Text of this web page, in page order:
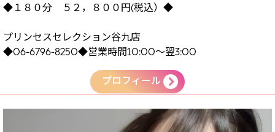
◆１８０分 ５２，８００円(税込）◆
プリンセスセレクション谷九店
◆06-6796-8250◆営業時間10:00～翌3:00
プロフィール